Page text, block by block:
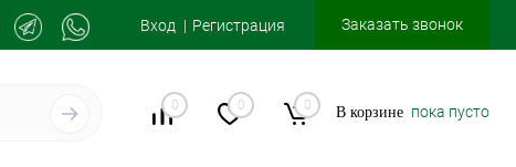
Вход Регистрация Заказать звонок
0 0 0 В корзине пока пусто